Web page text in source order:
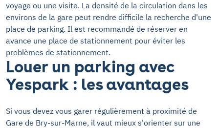
voyage ou une visite. La densité de la circulation dans les
environs de la gare peut rendre difficile la recherche d'une
place de parking. Il est recommandé de réserver en
avance une place de stationnement pour éviter les
problèmes de stationnement.
Louer un parking avec
Yespark : les avantages
Si vous devez vous garer régulièrement à proximité de
Gare de Bry-sur-Marne, il vaut mieux s'orienter sur une